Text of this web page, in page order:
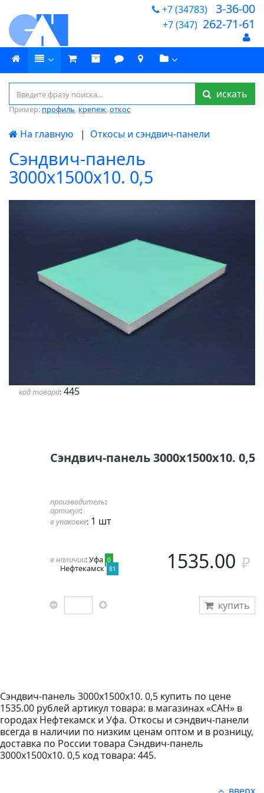
+7 (34783) 3-36-00
+7 (347) 262-71-61
искать
Пример: профиль, крепеж,откос
На главную | Откосы и сэндвич-панели
Сэндвич-панель
3000х1500х10. 0,5
код товара: 445
Сэндвич-панель 3000х1500х10. 0,5
производитель:
артикул:
в упаковке: 1 шт
в наличии: Уфа 0
Нефтекамск 81 1535.00
купить
Сэндвич-панель 3000х1500х10. 0,5 купить по цене
1535.00 рублей артикул товара: в магазинах «САН» в
городах Нефтекамск и Уфа. Откосы и сэндвич-панели
всегда в наличии по низким ценам оптом и в розницу,
доставка по России товара Сэндвич-панель
3000х1500х10. 0,5 код товара: 445.
вверх